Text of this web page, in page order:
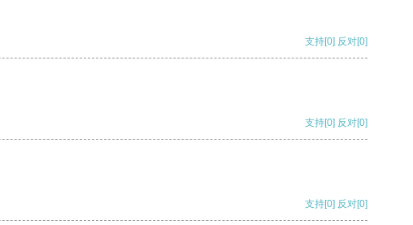
支持[0] 反对[0]
支持[0] 反对[0]
支持[0] 反对[0]